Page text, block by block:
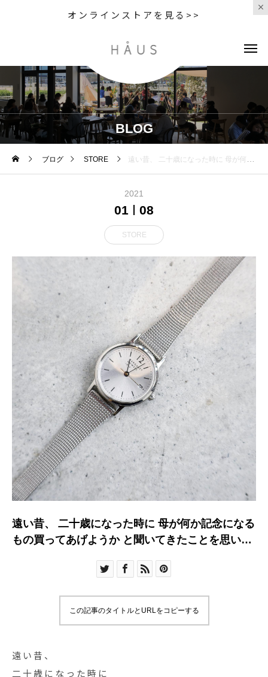
オンラインストアを見る>>
BLOG
ブログ STORE 遠い昔、 二十歳になった時に 母が何か記念になるもの買ってあげようか と聞いてきたことを思い出しまし
2021
01 08
STORE
遠い昔、 二十歳になった時に 母が何か記念になる
もの買ってあげようか と聞いてきたことを思い出
この記事のタイトルとURLをコピーする
遠い昔、
二十歳になった時に